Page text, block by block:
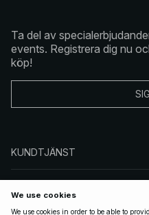
Ta del av
events. Registrera dig nu
köp!
KUNDTJÄNST